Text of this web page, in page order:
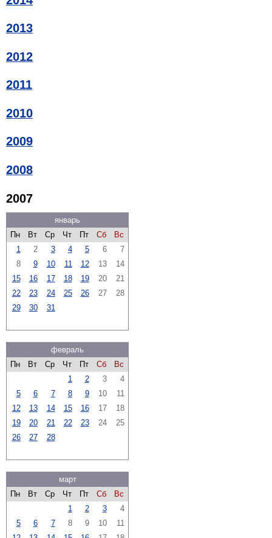
2013
2012
2011
2010
2009
2008
2007
январь
Пн
Вт Ср Чт Пт Сб
Вс
1
2 3 4 5 6
7
8
9 10 11 12 13
14
15
16 17 18 19 20
21
22
23 24 25 26 27
28
29
30 31
февраль
Пн
Вт Ср Чт Пт Сб
Вс
1
2 3
4
5
6 7 8 9 10
11
12
13 14 15 16 17
18
19
20 21 22 23 24
25
26
27 28
март
Пн
Вт Ср Чт Пт Сб
Вс
1
2 3
4
5
6 7 8 9 10
11